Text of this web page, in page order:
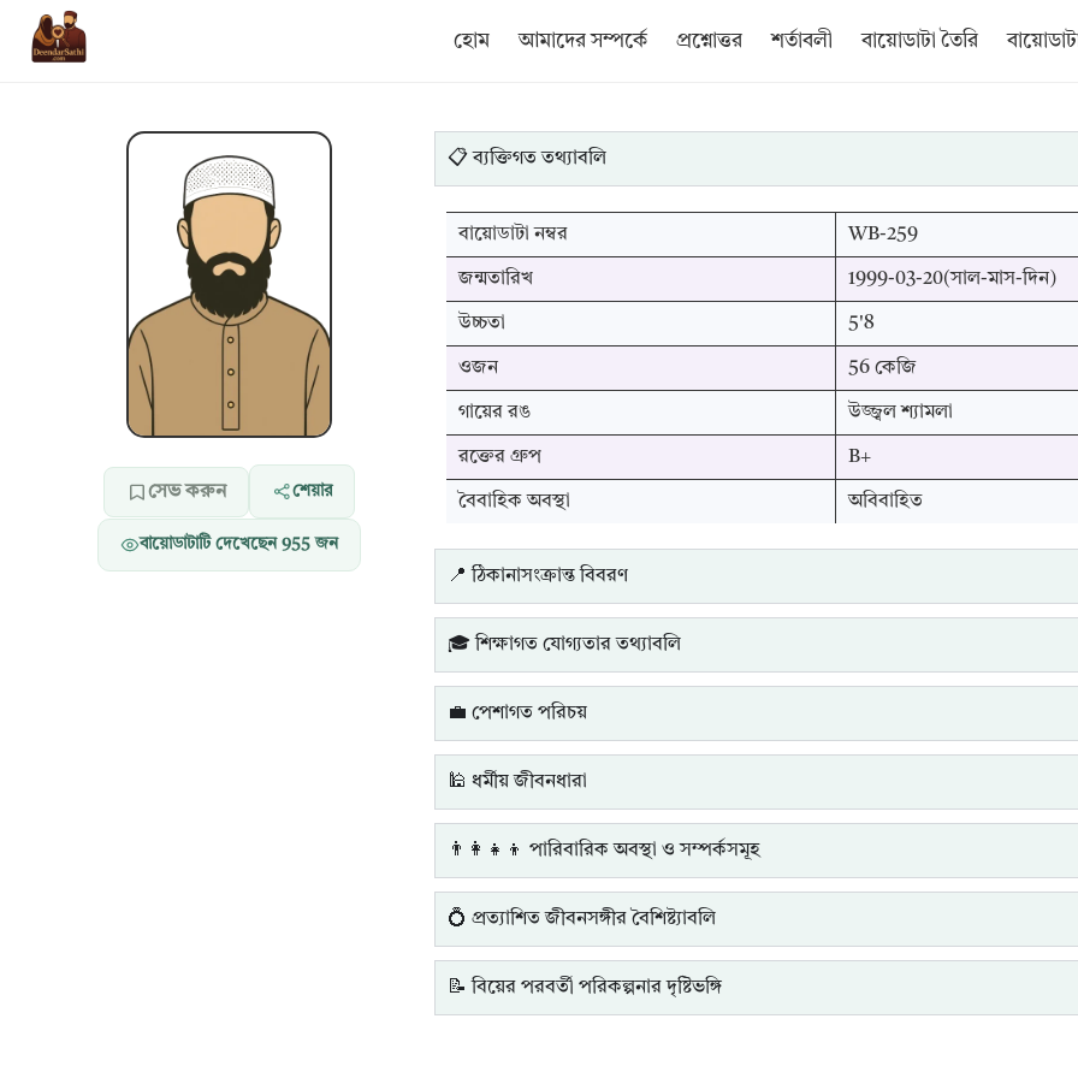
হোম আমাদের সম্পর্কে প্রশ্নোত্তর শর্তাবলী বায়োডাটা তৈরি
সেভ করুন শেয়ার
বায়োডাটাটি দেখেছেন 955 জন
📋 ব্যক্তিগত তথ্যাবলি
বায়োডাটা নম্বর WB-259
জন্মতারিখ 1999-03-20(সাল-মাস-দিন)
উচ্চতা 5'8
ওজন 56 কেজি
গায়ের রঙ উজ্জ্বল শ্যামলা
রক্তের গ্রুপ B+
বৈবাহিক অবস্থা অবিবাহিত
📍 ঠিকানাসংক্রান্ত বিবরণ
🎓 শিক্ষাগত যোগ্যতার তথ্যাবলি
💼 পেশাগত পরিচয়
🕌 ধর্মীয় জীবনধারা
👨‍👩‍👧‍👦 পারিবারিক অবস্থা ও সম্পর্কসমূহ
💍 প্রত্যাশিত জীবনসঙ্গীর বৈশিষ্ট্যাবলি
📝 বিয়ের পরবর্তী পরিকল্পনার দৃষ্টিভঙ্গি